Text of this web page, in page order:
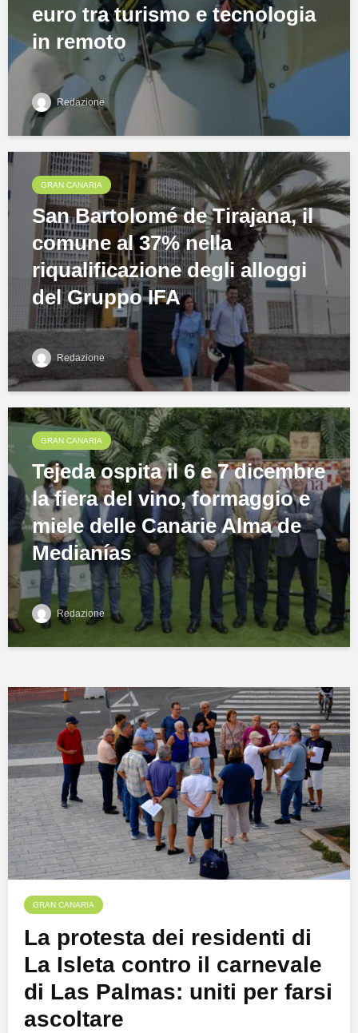
euro tra turismo e tecnologia
in remoto
Redazione
GRAN CANARIA
San Bartolomé de Tirajana, il
comune al 37% nella
riqualificazione degli alloggi
del Gruppo IFA
Redazione
GRAN CANARIA
Tejeda ospita il 6 e 7 dicembre
la fiera del vino, formaggio e
miele delle Canarie Alma de
Medianías
Redazione
GRAN CANARIA
La protesta dei residenti di
La Isleta contro il carnevale
di Las Palmas: uniti per farsi
ascoltare